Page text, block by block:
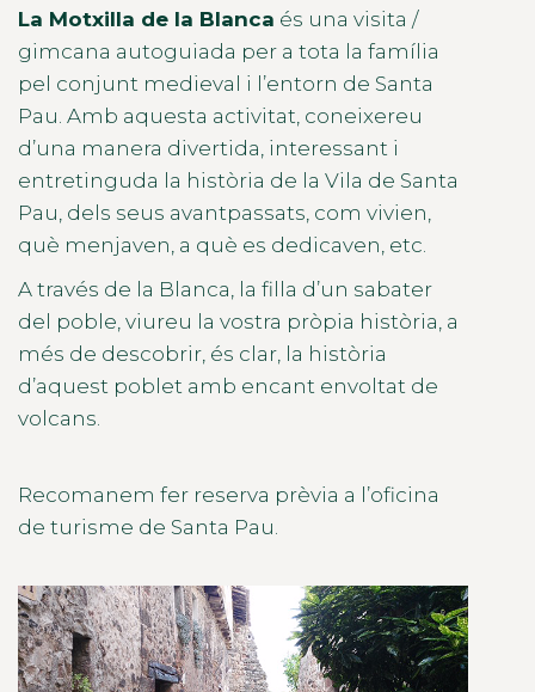
La Motxilla de la Blanca és una visita /
gimcana autoguiada per a tota la família
pel conjunt medieval i l’entorn de Santa
Pau. Amb aquesta activitat, coneixereu
d’una manera divertida, interessant i
entretinguda la història de la Vila de Santa
Pau, dels seus avantpassats, com vivien,
què menjaven, a què es dedicaven, etc.
A través de la Blanca, la filla d’un sabater
del poble, viureu la vostra pròpia història, a
més de descobrir, és clar, la història
d’aquest poblet amb encant envoltat de
volcans.
Recomanem fer reserva prèvia a l’oficina
de turisme de Santa Pau.